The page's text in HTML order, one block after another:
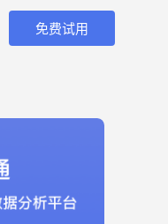
免费试用